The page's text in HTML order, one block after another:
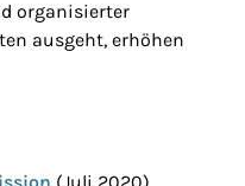
organisierter
ausgeht, erhöhen